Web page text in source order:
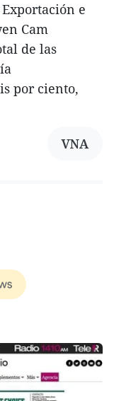
e
Cam
de las
por ciento,
VNA